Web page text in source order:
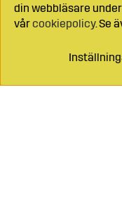
din webbläsare
vårcookiepolicy. Se